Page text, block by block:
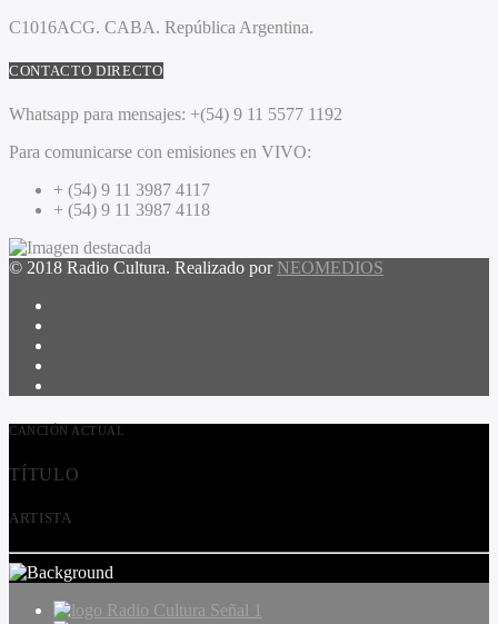
C1016ACG. CABA. República Argentina.
CONTACTO DIRECTO
Whatsapp para mensajes: +(54) 9 11 5577 1192
Para comunicarse con emisiones en VIVO:
+ (54) 9 11 3987 4117
+ (54) 9 11 3987 4118
© 2018 Radio Cultura. Realizado por NEOMEDIOS
CANCIÓN ACTUAL
TÍTULO
ARTISTA
Radio Cultura Señal 1